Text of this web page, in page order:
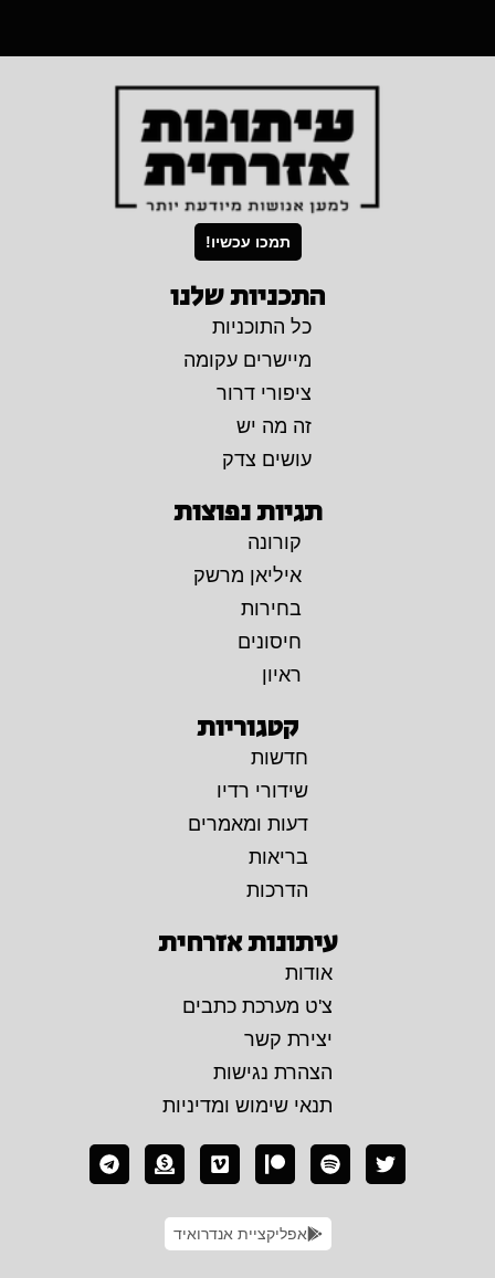
תמכו עכשיו!
התכניות שלנו
כל התוכניות
מיישרים עקומה
ציפורי דרור
זה מה יש
עושים צדק
תגיות נפוצות
קורונה
איליאן מרשק
בחירות
חיסונים
ראיון
קטגוריות
חדשות
שידורי רדיו
דעות ומאמרים
בריאות
הדרכות
עיתונות אזרחית
אודות
צ'ט מערכת כתבים
יצירת קשר
הצהרת נגישות
תנאי שימוש ומדיניות
אפליקציית אנדרואיד